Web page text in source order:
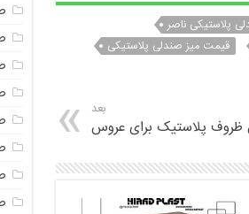
پلاستیکی ناصر
قیمت میز صندلی پلاستیکی
بعد
پلاستیک برای عروس